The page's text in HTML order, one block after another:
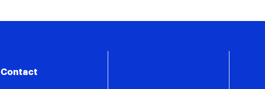
Contact